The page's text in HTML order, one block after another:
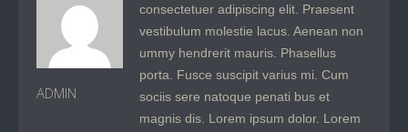
ADMIN
consectetuer adipiscing elit. Praesent
vestibulum molestie lacus. Aenean non
ummy hendrerit mauris. Phasellus
porta. Fusce suscipit varius mi. Cum
sociis sere natoque penati bus et
magnis dis. Lorem ipsum dolor. Lorem